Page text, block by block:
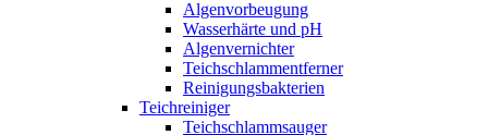
Algenvorbeugung
Wasserhärte und pH
Algenvernichter
Teichschlammentferner
Reinigungsbakterien
Teichreiniger
Teichschlammsauger